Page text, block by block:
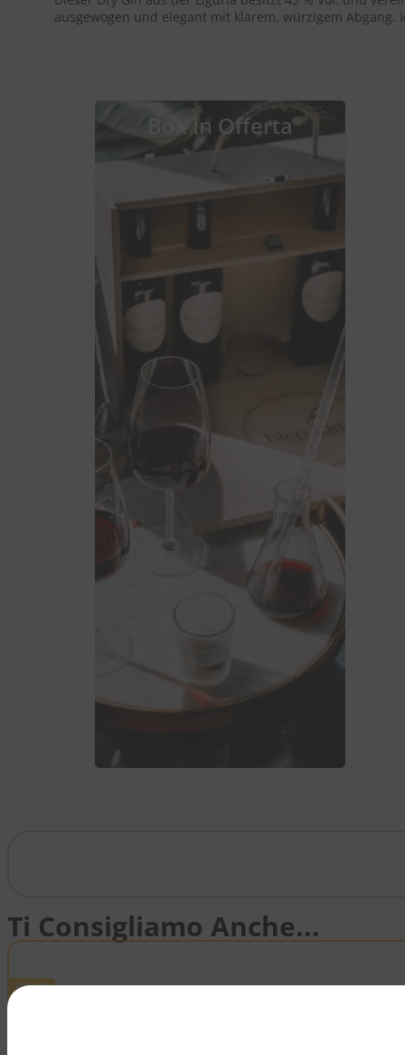
ausgewogen und elegant mit klarem, würzigem
Box In Offerta
Ti Consigliamo Anche...
ITALIA